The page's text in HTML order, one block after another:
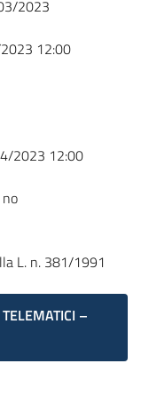
2023
12:00
2023 12:00
no
L. n. 381/1991
–